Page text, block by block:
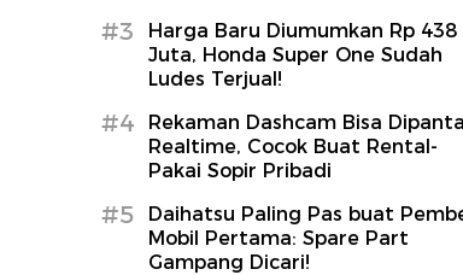
#3
Harga Baru Diumumkan Rp 438
Juta, Honda Super One Sudah
Ludes Terjual!
#4
Rekaman Dashcam Bisa
Realtime, Cocok Buat Rental-
Pakai Sopir Pribadi
#5
Daihatsu Paling Pas buat
Mobil Pertama: Spare Part
Gampang Dicari!